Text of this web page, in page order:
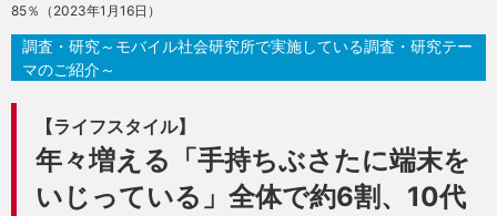
85％（2023年1月16日）
【ライフスタイル】
年々増える「手持ちぶさたに端末を
いじっている」全体で約6割、10代
調査・研究～モバイル社会研究所で実施している調査・研究テー
マのご紹介～